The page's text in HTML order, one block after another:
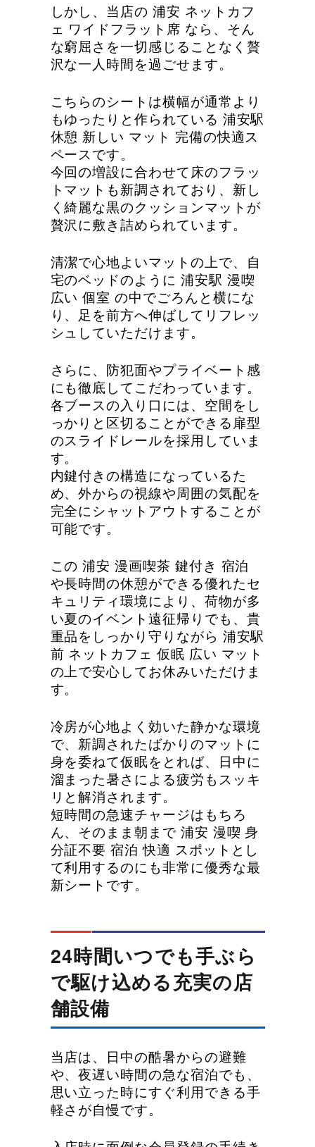
しかし、当店の 浦安 ネットカフ
ェ ワイドフラット席 なら、そん
な窮屈さを一切感じることなく贅
沢な一人時間を過ごせます。
こちらのシートは横幅が通常より
もゆったりと作られている 浦安駅
休憩 新しい マット 完備の快適ス
ペースです。
今回の増設に合わせて床のフラッ
トマットも新調されており、新し
く綺麗な黒のクッションマットが
贅沢に敷き詰められています。
清潔で心地よいマットの上で、自
宅のベッドのように 浦安駅 漫喫
広い 個室 の中でごろんと横にな
り、足を前方へ伸ばしてリフレッ
シュしていただけます。
さらに、防犯面やプライベート感
にも徹底してこだわっています。
各ブースの入り口には、空間をし
っかりと区切ることができる扉型
のスライドレールを採用していま
す。
内鍵付きの構造になっているた
め、外からの視線や周囲の気配を
完全にシャットアウトすることが
可能です。
この 浦安 漫画喫茶 鍵付き 宿泊
や長時間の休憩ができる優れたセ
キュリティ環境により、荷物が多
い夏のイベント遠征帰りでも、貴
重品をしっかり守りながら 浦安駅
前 ネットカフェ 仮眠 広い マット
の上で安心してお休みいただけま
す。
冷房が心地よく効いた静かな環境
で、新調されたばかりのマットに
身を委ねて仮眠をとれば、日中に
溜まった暑さによる疲労もスッキ
リと解消されます。
短時間の急速チャージはもちろ
ん、そのまま朝まで 浦安 漫喫 身
分証不要 宿泊 快適 スポットとし
て利用するのにも非常に優秀な最
新シートです。
24時間いつでも手ぶら
で駆け込める充実の店
舗設備
当店は、日中の酷暑からの避難
や、夜遅い時間の急な宿泊でも、
思い立った時にすぐ利用できる手
軽さが自慢です。